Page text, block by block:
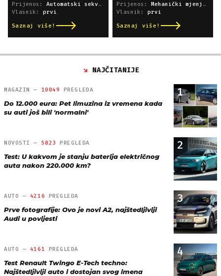
Prijenos: Automatski sekvencijski
Vlasnik: prvi
Saznaj više!
Prijenos: Mehanički mjenjač
Vlasnik: prvi
Saznaj više!
NAJČITANIJE
1
MAGAZIN — 10049 PREGLEDA
Do 12.000 eura: Pet limuzina iz vremena kada
su auti još bili 'normalni'
2
NOVOSTI — 5823 PREGLEDA
Test: U kakvom je stanju baterija električnog
auta nakon 220.000 km?
3
AUTO — 4216 PREGLEDA
Prve fotografije: Ovo je novi A2, najštedljiviji
Audi u povijesti
4
AUTO — 4161 PREGLEDA
Test Renault Twingo E-Tech techno:
Najštedljiviji auto i dostojan svog imena